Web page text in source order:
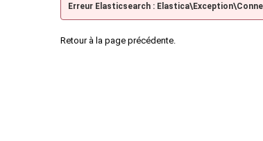
Erreur Elasticsearch :
Retour à la page précédente.